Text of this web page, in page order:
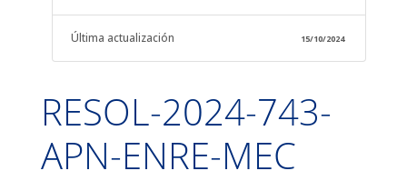
Última actualización 15/10/2024
RESOL-2024-743-
APN-ENRE-MEC